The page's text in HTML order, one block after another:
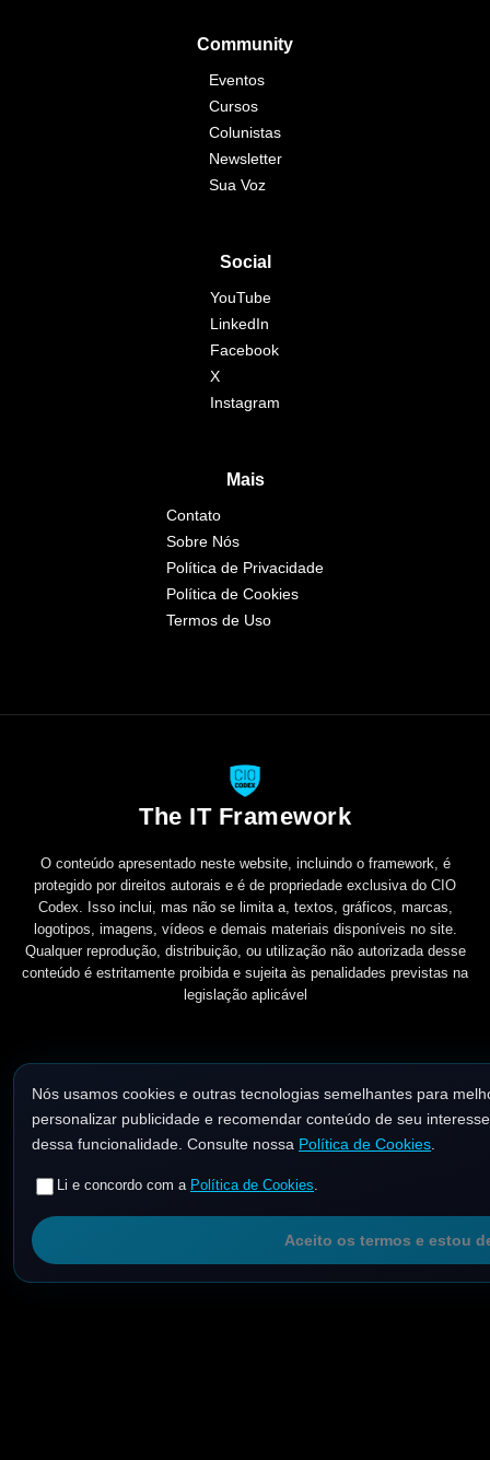
Community
Eventos
Cursos
Colunistas
Newsletter
Sua Voz
Social
YouTube
LinkedIn
Facebook
X
Instagram
Mais
Contato
Sobre Nós
Política de Privacidade
Política de Cookies
Termos de Uso
The IT Framework
O conteúdo apresentado neste website, incluindo o framework, é
protegido por direitos autorais e é de propriedade exclusiva do CIO
Codex. Isso inclui, mas não se limita a, textos, gráficos, marcas,
logotipos, imagens, vídeos e demais materiais disponíveis no site.
Qualquer reprodução, distribuição, ou utilização não autorizada desse
conteúdo é estritamente proibida e sujeita às penalidades previstas na
legislação aplicável
Nós usamos cookies e outras tecnologias semelhantes para
personalizar publicidade e recomendar conteúdo de seu
dessa funcionalidade. Consulte nossa Política de Cookies
Li e concordo com a Política de Cookies
Aceito os termos e estou